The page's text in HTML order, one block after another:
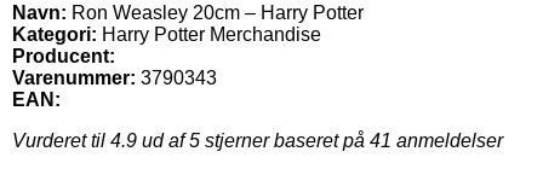
Navn: Ron Weasley 20cm – Harry Potter
Kategori: Harry Potter Merchandise
Producent:
Varenummer: 3790343
EAN:
Vurderet til 4.9 ud af 5 stjerner baseret på 41 anmeldelser